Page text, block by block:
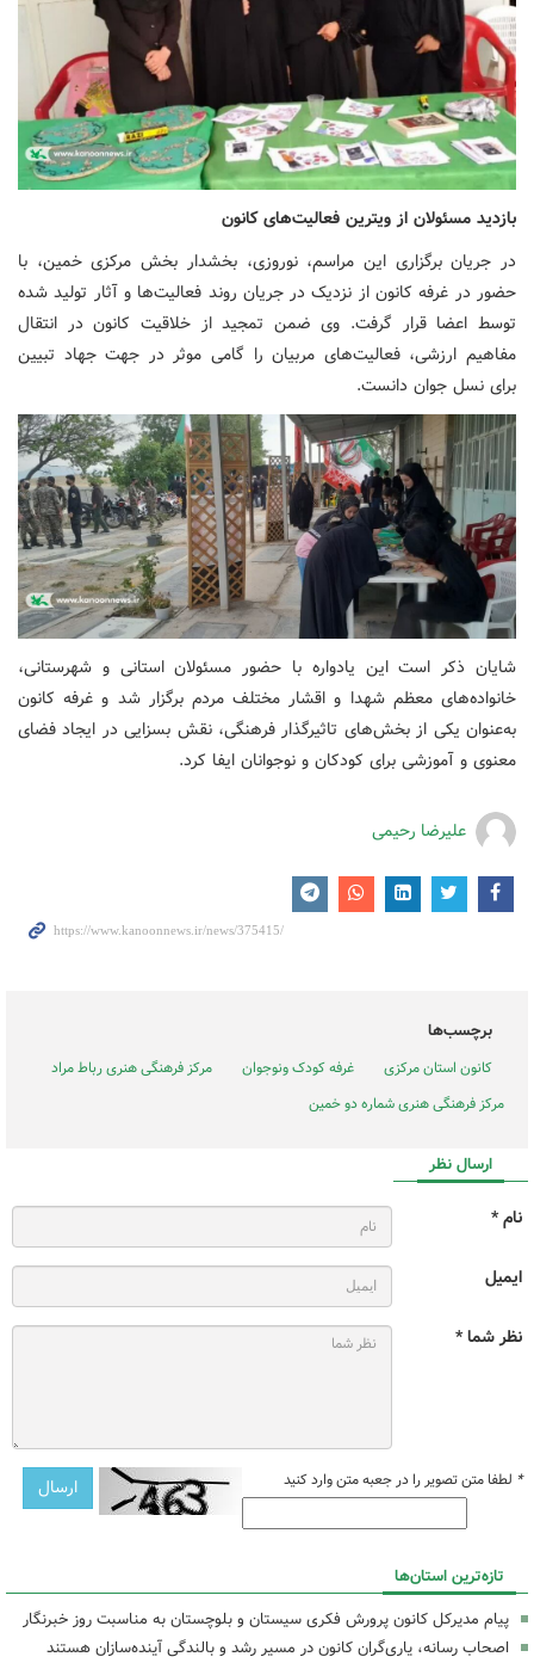
بازدید مسئولان از ویترین فعالیت‌های کانون
در جریان برگزاری این مراسم، نوروزی، بخشدار بخش مرکزی خمین، با
حضور در غرفه کانون از نزدیک در جریان روند فعالیت‌ها و آثار تولید شده
توسط اعضا قرار گرفت. وی ضمن تمجید از خلاقیت کانون در انتقال
مفاهیم ارزشی، فعالیت‌های مربیان را گامی موثر در جهت جهاد تبیین
برای نسل جوان دانست.
شایان ذکر است این یادواره با حضور مسئولان استانی و شهرستانی،
خانواده‌های معظم شهدا و اقشار مختلف مردم برگزار شد و غرفه کانون
به‌عنوان یکی از بخش‌های تاثیرگذار فرهنگی، نقش بسزایی در ایجاد فضای
معنوی و آموزشی برای کودکان و نوجوانان ایفا کرد.
علیرضا رحیمی
برچسب‌ها
کانون استان مرکزی غرفه کودک ونوجوان
مرکز فرهنگی هنری رباط مراد
مرکز فرهنگی هنری شماره دو خمین
ارسال نظر
نام *
ایمیل
نظر شما *
* لطفا متن تصویر را در جعبه متن وارد کنید
تازه‌ترین استان‌ها
پیام مدیرکل کانون پرورش فکری سیستان و بلوچستان به مناسبت روز خبرنگار
اصحاب رسانه، یاری‌گران کانون در مسیر رشد و بالندگی آینده‌سازان هستند